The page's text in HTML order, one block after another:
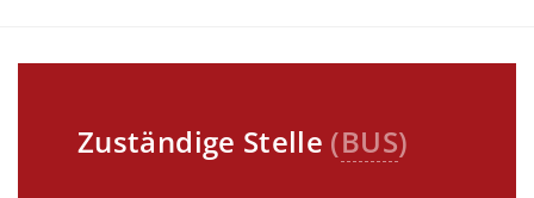
Zuständige Stelle (BUS)